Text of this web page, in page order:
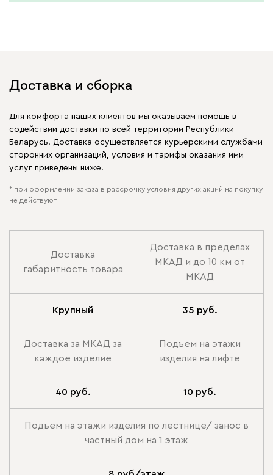
Доставка и сборка
Для комфорта наших клиентов мы оказываем помощь в
содействии доставки по всей территории Республики
Беларусь. Доставка осуществляется курьерскими службами
сторонних организаций, условия и тарифы оказания ими
услуг приведены ниже.
* при оформлении заказа в рассрочку условия других акций на покупку
не действуют.
Доставка
габаритность товара
Доставка в пределах
МКАД и до 10 км от
МКАД
Крупный 35 руб.
Доставка за МКАД за
каждое изделие
Подъем на этажи
изделия на лифте
40 руб. 10 руб.
Подъем на этажи изделия по лестнице/ занос в
частный дом на 1 этаж